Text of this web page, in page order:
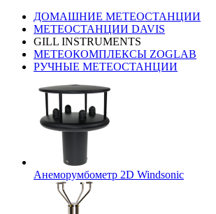
ДОМАШНИЕ МЕТЕОСТАНЦИИ
МЕТЕОСТАНЦИИ DAVIS
GILL INSTRUMENTS
МЕТЕОКОМПЛЕКСЫ ZOGLAB
РУЧНЫЕ МЕТЕОСТАНЦИИ
Анеморумбометр 2D Windsonic